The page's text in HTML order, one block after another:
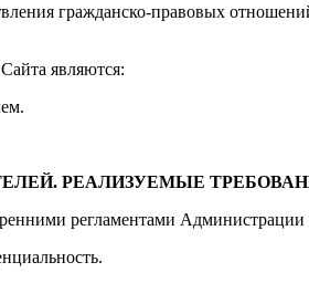
гражданско-правовых
являются:
РЕАЛИЗУЕМЫЕ
регламентами Администрации